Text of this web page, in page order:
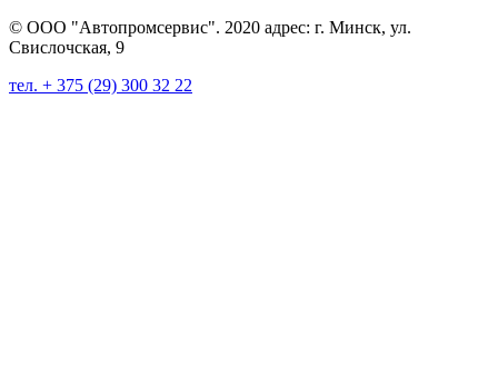
© ООО "Автопромсервис". 2020 адрес: г. Минск, ул.
Свислочская, 9
тел. + 375 (29) 300 32 22